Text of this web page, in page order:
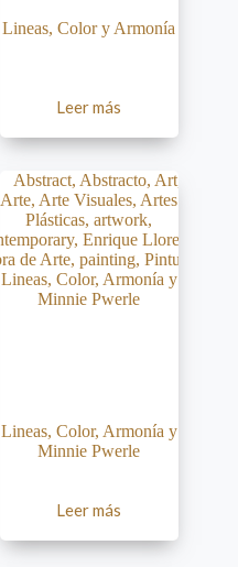
Lineas, Color y Armonía
Leer más
Lineas, Color, Armonía y
Minnie Pwerle
Leer más